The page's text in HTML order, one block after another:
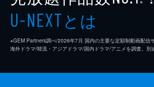
※
U-NEXTとは
※GEM Partners調べ/2026年7⽉ 国内の主要な定額制動画配信
海外ドラマ/韓流・アジアドラマ/国内ドラマ/アニメを調査。別